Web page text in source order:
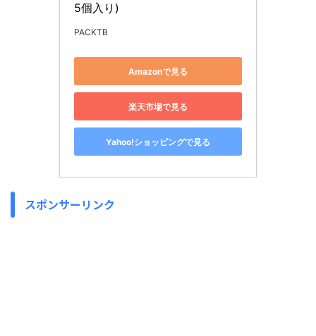
5個入り)
PACKTB
Amazonで見る
楽天市場で見る
Yahoo!ショッピングで見る
スポンサーリンク